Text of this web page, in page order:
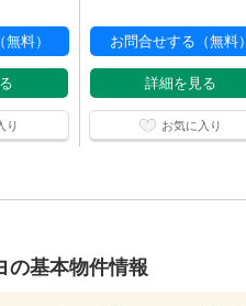
料）
り
お問合せする（無料）
詳細を見る
お気に入り
の基本物件情報